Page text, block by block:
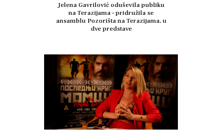
Jelena Gavrilović oduševila publiku
na Terazijama – pridružila se
ansamblu Pozorišta na Terazijama, u
dve predstave